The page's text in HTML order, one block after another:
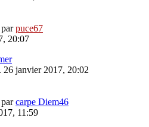
parpuce67
20:07
26 janvier 2017, 20:02
parcarpe Diem46
11:59